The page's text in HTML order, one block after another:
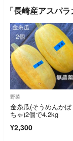
「長崎産アスパ
野菜
金糸瓜(そうめんかぼ
ちゃ)2個で4.2kg
¥2,300